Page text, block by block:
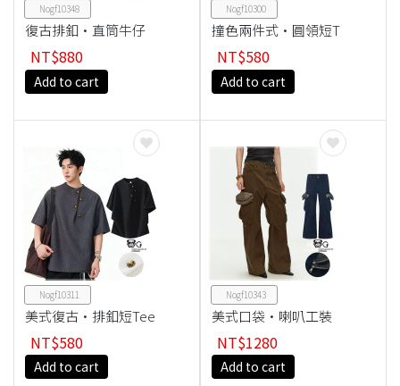
Nogf10348
復古排釦·直筒牛仔
NT$880
Add to cart
Nogf10300
撞色兩件式·圓領短T
NT$580
Add to cart
Nogf10311
美式復古·排釦短Tee
NT$580
Add to cart
Nogf10343
美式口袋·喇叭工裝
NT$1280
Add to cart